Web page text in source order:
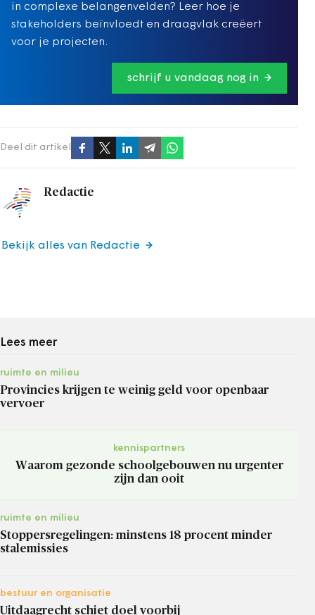
in complexe belangenvelden? Leer hoe je
stakeholders beïnvloedt en draagvlak creëert
voor je projecten.
schrijf u vandaag nog in
Deel dit artikel
Redactie
Bekijk alles van Redactie
Lees meer
ruimte en milieu
Provincies krijgen te weinig geld voor openbaar
vervoer
kennispartners
Waarom gezonde schoolgebouwen nu urgenter
zijn dan ooit
ruimte en milieu
Stoppersregelingen: minstens 18 procent minder
stalemissies
bestuur en organisatie
Uitdaagrecht schiet doel voorbij